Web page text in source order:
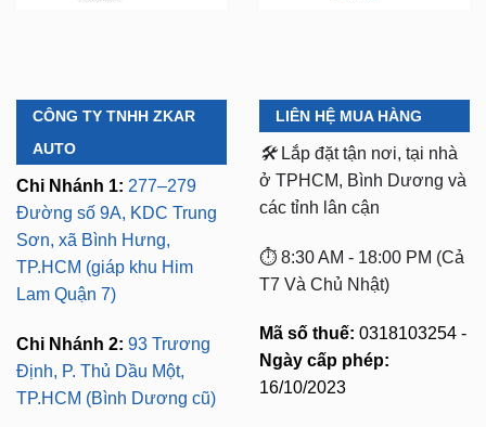
CÔNG TY TNHH ZKAR
AUTO
Chi Nhánh 1: 277–279
Đường số 9A, KDC Trung
Sơn, xã Bình Hưng,
TP.HCM (giáp khu Him
Lam Quận 7)
Chi Nhánh 2: 93 Trương
Định, P. Thủ Dầu Một,
TP.HCM (Bình Dương cũ)
LIÊN HỆ MUA HÀNG
🛠️ Lắp đặt tận nơi, tại nhà
ở TPHCM, Bình Dương và
các tỉnh lân cận
⏱️ 8:30 AM - 18:00 PM (Cả
T7 Và Chủ Nhật)
Mã số thuế: 0318103254 -
Ngày cấp phép:
16/10/2023